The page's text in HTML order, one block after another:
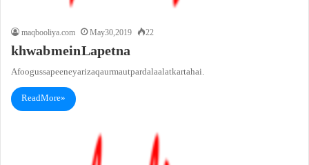
maqbooliya.com May 30, 2019 22
khwab mein Lapetna
Afoo gussa peene ya rizaq aur maut par dalaalat karta hai.
Read More »